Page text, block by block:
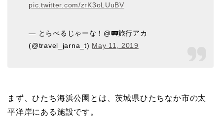
pic.twitter.com/zrK3oLUuBV
— とらべるじゃーな！@🚃旅行アカ
(@travel_jarna_t) May 11, 2019
まず、ひたち海浜公園とは、茨城県ひたちなか市の太
平洋岸にある施設です。